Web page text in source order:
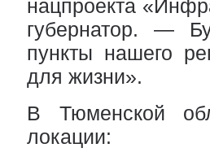
нацпроекта
губернатор. —
пункты нашего
для жизни».
В Тюменской
локации: